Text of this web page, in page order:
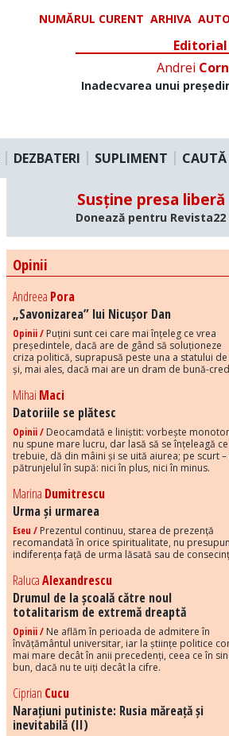
NUMĂRUL CURENT ARHIVA
Editorial
Andrei
Inadecvarea unui
DEZBATERI SUPLIMENT CAUTĂ
Susține presa liberă
Donează pentru Revista22
Opinii
Andreea Pora
„Savonizarea” lui Nicușor Dan
Opinii / Puțini sunt cei care mai înțeleg ce vrea
președintele, dacă are de gând să soluționeze
criza politică, suprapusă peste una a statului
și, mai ales, dacă mai are un dram de bună-
Mihai Maci
Datoriile se plătesc
Opinii / Deocamdată e liniștit: vorbește
nu spune mare lucru, dar lasă să se înțeleagă ce
trebuie, dă din mâini și se uită aiurea; pe scurt –
pătrunjelul în supă: nici în plus, nici în minus.
Marina Dumitrescu
Urma și urmarea
Eseu / Prezentul continuu, starea de prezență
recomandată în orice spiritualitate, nu
indiferența față de urma lăsată sau de
RalucaAlexandrescu
Drumul de la școală către noul
totalitarism de extremă dreaptă
Opinii / Ne aflăm în perioada de admitere în
învățământul universitar, iar la științe politice
mai mare decât în anii precedenți, ceea ce în
bun, dacă nu te uiți decât la cifre.
Ciprian Cucu
Narațiuni putiniste: Rusia măreață și
inevitabilă (II)